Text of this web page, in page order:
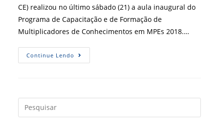
CE) realizou no último sábado (21) a aula inaugural do
Programa de Capacitação e de Formação de
Multiplicadores de Conhecimentos em MPEs 2018.…
Continue Lendo CRA-
CE
a